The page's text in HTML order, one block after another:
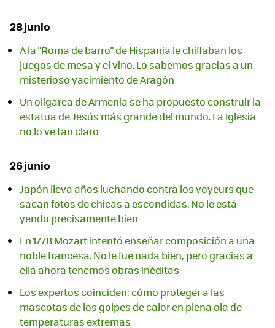
28 junio
A la "Roma de barro" de Hispania le chiflaban los
juegos de mesa y el vino. Lo sabemos gracias a un
misterioso yacimiento de Aragón
Un oligarca de Armenia se ha propuesto construir la
estatua de Jesús más grande del mundo. La Iglesia
no lo ve tan claro
26 junio
Japón lleva años luchando contra los voyeurs que
sacan fotos de chicas a escondidas. No le está
yendo precisamente bien
En 1778 Mozart intentó enseñar composición a una
noble francesa. No le fue nada bien, pero gracias a
ella ahora tenemos obras inéditas
Los expertos coinciden: cómo proteger a las
mascotas de los golpes de calor en plena ola de
temperaturas extremas